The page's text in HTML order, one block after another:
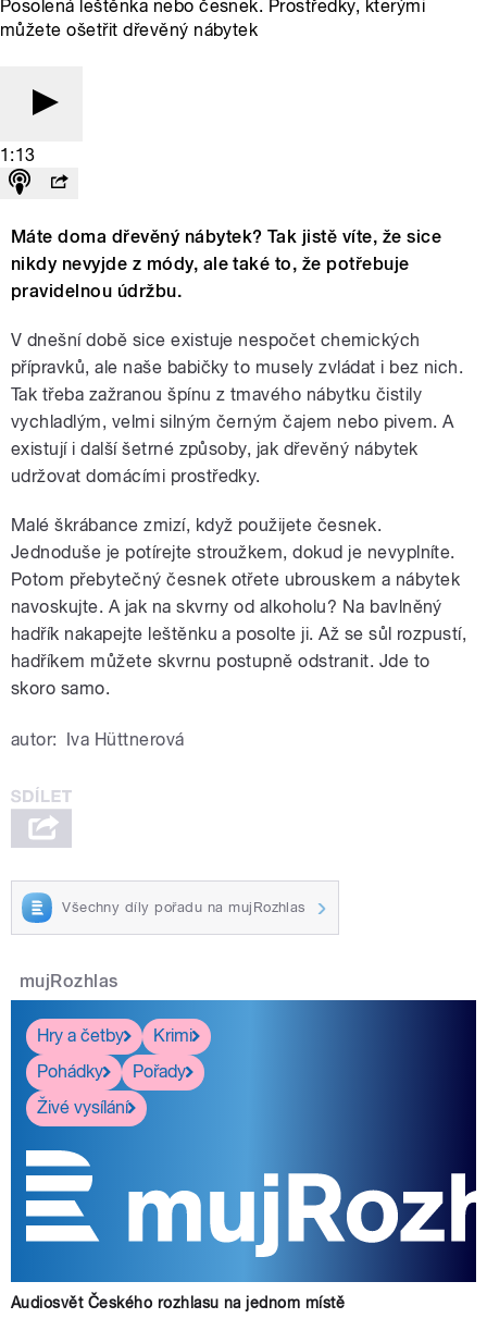
Posolená leštěnka nebo česnek. Prostředky, kterými
můžete ošetřit dřevěný nábytek
1:13
Máte doma dřevěný nábytek? Tak jistě víte, že sice
nikdy nevyjde z módy, ale také to, že potřebuje
pravidelnou údržbu.
V dnešní době sice existuje nespočet chemických
přípravků, ale naše babičky to musely zvládat i bez nich.
Tak třeba zažranou špínu z tmavého nábytku čistily
vychladlým, velmi silným černým čajem nebo pivem. A
existují i další šetrné způsoby, jak dřevěný nábytek
udržovat domácími prostředky.
Malé škrábance zmizí, když použijete česnek.
Jednoduše je potírejte stroužkem, dokud je nevyplníte.
Potom přebytečný česnek otřete ubrouskem a nábytek
navoskujte. A jak na skvrny od alkoholu? Na bavlněný
hadřík nakapejte leštěnku a posolte ji. Až se sůl rozpustí,
hadříkem můžete skvrnu postupně odstranit. Jde to
skoro samo.
autor: Iva Hüttnerová
Všechny díly pořadu na mujRozhlas
mujRozhlas
Hry a četby
Krimi
Pohádky
Pořady
Živé vysílání
Audiosvět Českého rozhlasu na jednom místě